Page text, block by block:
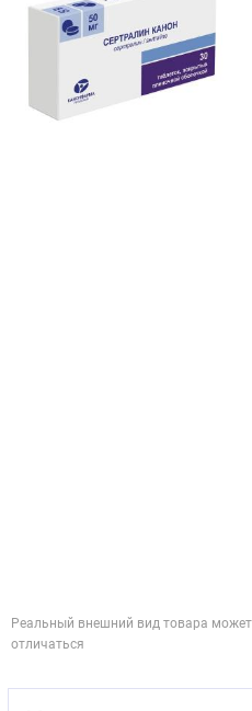
Реальный внешний вид товара может
отличаться